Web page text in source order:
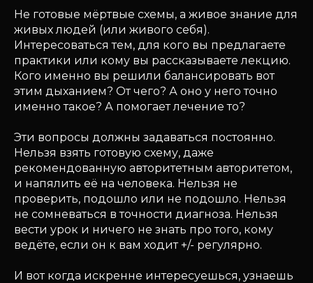
Не готовые мёртвые схемы, а живое знание для
живых людей (или живого себя).
Интересоваться тем, для кого вы предлагаете
практики или кому вы рассказываете лекцию.
Кого именно вы решили балансировать вот
этим дыханием? От чего? А оно у него точно
именно такое? А помогает лечение то?
Эти вопросы должны задаваться постоянно.
Нельзя взять готовую схему, даже
рекомендованную авторитетным авторитетом,
и напялить её на человека. Нельзя не
проверить, подошло или не подошло. Нельзя
не сомневаться в точности диагноза. Нельзя
вести урок и ничего не знать про того, кому
ведёте, если он к вам ходит +/- регулярно.
И вот когда искренне интересуешься, узнаешь